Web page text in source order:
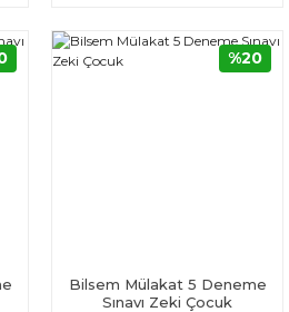
Bilsem Mülakat 5 Deneme
Sınavı Zeki Çocuk
%20